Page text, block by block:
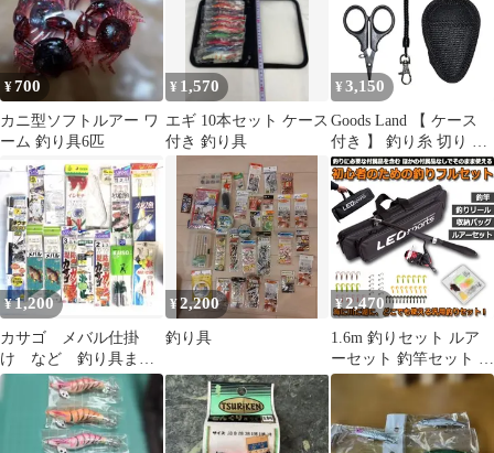
¥700
カニ型ソフトルアー ワ
ーム 釣り具6匹
¥ 1,570
エギ 10本セット ケース
付き 釣り具
¥ 3,150
Goods Land 【 ケース
付き 】 釣り糸 切り ハ
サミ ラインカッター 釣
り具 スパイラルコード
落下防止 GD-TRITCUT
送料無料 d7d04b14
¥1,200
カサゴ メバル仕掛
け など 釣り具まと
めて 現状販売品
¥2,200
釣り具
¥2,470
1.6m 釣りセット ルア
ーセット 釣竿セット 初
心者 子供 スピニングリ
釣り具 釣り竿セット 釣
具セット コンパクト リ